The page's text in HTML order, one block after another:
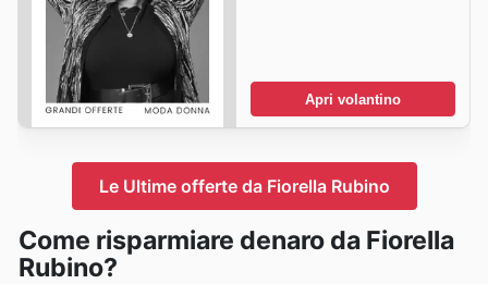
Apri volantino
Le Ultime offerte da Fiorella Rubino
Come risparmiare denaro da Fiorella
Rubino?